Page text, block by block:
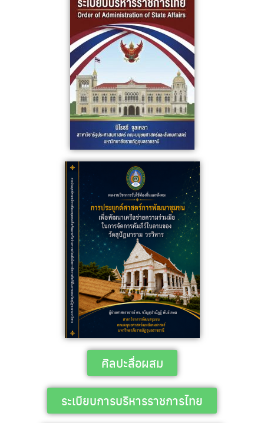
ศิลปะสื่อผสม
ระเบียบการบริหารราชการไทย